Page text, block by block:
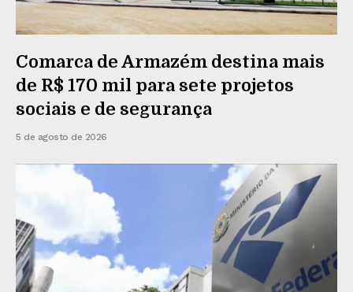
Comarca de Armazém destina mais
de R$ 170 mil para sete projetos
sociais e de segurança
5 de agosto de 2026